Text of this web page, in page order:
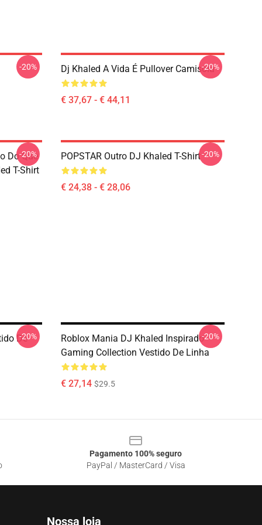
-20% Dj Khaled A Vida É Pullover Camisola
€ 37,67 - € 44,11
-20%
Do Que
T-Shirt
-20% POPSTAR Outro DJ Khaled T-Shirt
€ 24,38 - € 28,06
-20%
De
-20%
Roblox Mania DJ Khaled Inspirado
Gaming Collection Vestido De Linha
€ 27,14 $29.5
-20%
Pagamento 100% seguro
PayPal / MasterCard / Visa
Nossa loja